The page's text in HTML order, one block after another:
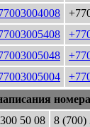
50 08 8 (700)